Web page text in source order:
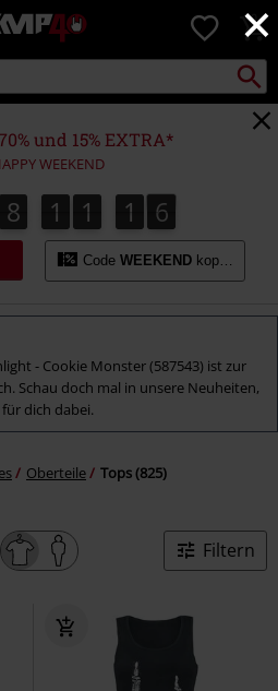
×
EMP
Merchandise
-
Shop
Rock
&
Entertainment
0
suchen
und 15% EXTRA*
WEEKEND
8
8 1
1 1
1 1
1
1
1 4
5
4
6
5
Code WEEKEND kopieren
- Cookie Monster (587543) ist zur
Schau doch mal in unsere Neuheiten,
dich dabei.
Oberteile Tops (825)
Filtern